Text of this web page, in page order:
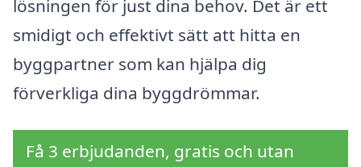
lösningen för just dina behov. Det är ett
smidigt och effektivt sätt att hitta en
byggpartner som kan hjälpa dig
förverkliga dina byggdrömmar.
Få 3 erbjudanden, gratis och utan